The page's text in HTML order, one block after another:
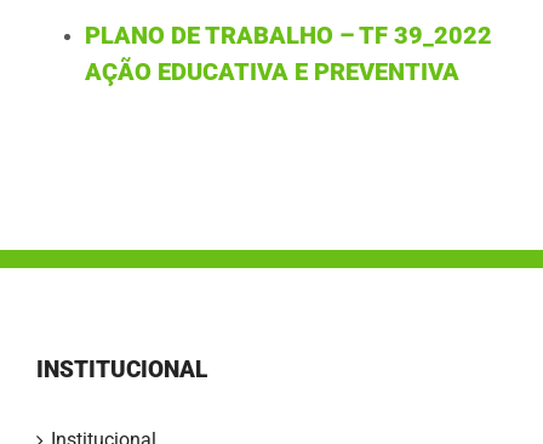
Contato
PLANO DE TRABALHO – TF 39_2022
AÇÃO EDUCATIVA E PREVENTIVA
INSTITUCIONAL